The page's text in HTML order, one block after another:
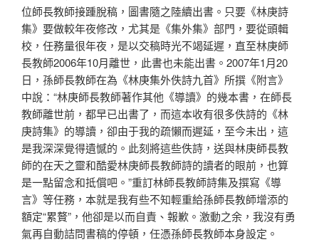
位師長教師接踵脫稿，圖書隨之陸續出書。只要《林庚詩
集》要做較年夜修改，尤其是《集外集》部門，要從頭輯
校，任務量很年夜，是以交稿時光不竭延遲，直至林庚師
長教師2006年10月離世，此書也未能出書。2007年1月20
日，孫師長教師在為《林庚集外佚詩九首》所撰《附言》
中說：“林庚師長教師著作其他《導讀》的幾本書，在師長
教師離世前，都早已出書了，而這本收有很多佚詩的《林
庚詩集》的導讀，卻由于我的疏懶而遲延，至今未出，這
是我深深覺得遺憾的。此刻將這些佚詩，送與林庚師長教
師的在天之靈和酷愛林庚師長教師詩的讀者的眼前，也算
是一點留念和抵償吧。”重訂林師長教師詩集及撰寫《導
言》等任務，本就是我有些不知輕重給孫師長教師增添的
額定“累贅”，他卻是以而自責、報歉。激動之余，我沒有勇
氣再自動詰問書稿的停頓，任憑孫師長教師本身設定。